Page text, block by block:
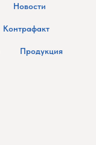
Новости
Контрафакт
Продукция